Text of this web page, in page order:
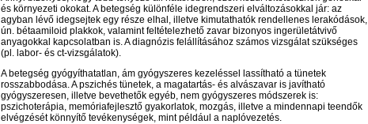
és környezeti okokat. A betegség különféle idegrendszeri elváltozásokkal jár: az
agyban lévő idegsejtek egy része elhal, illetve kimutathatók rendellenes lerakódások,
ún. bétaamiloid plakkok, valamint feltételezhető zavar bizonyos ingerületátvivő
anyagokkal kapcsolatban is. A diagnózis felállításához számos vizsgálat szükséges
(pl. labor- és ct-vizsgálatok).
A betegség gyógyíthatatlan, ám gyógyszeres kezeléssel lassítható a tünetek
rosszabbodása. A pszichés tünetek, a magatartás- és alvászavar is javítható
gyógyszeresen, illetve bevethetők egyéb, nem gyógyszeres módszerek is:
pszichoterápia, memóriafejlesztő gyakorlatok, mozgás, illetve a mindennapi teendők
elvégzését könnyítő tevékenységek, mint például a naplóvezetés.